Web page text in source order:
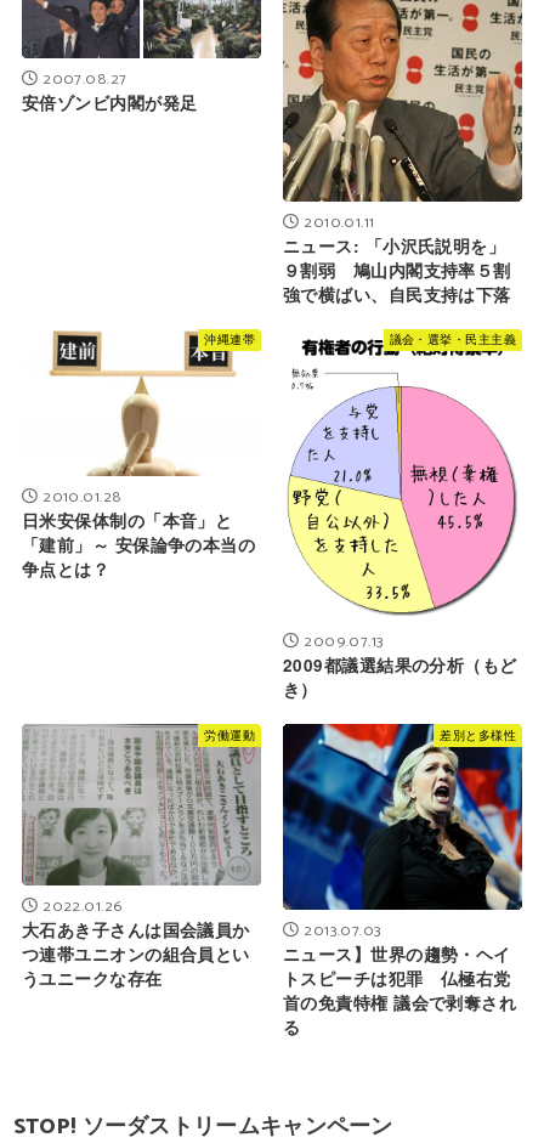
2007.08.27
安倍ゾンビ内閣が発足
2010.01.11
ニュース: 「小沢氏説明を」
９割弱 鳩山内閣支持率５割
強で横ばい、自民支持は下落
沖縄連帯
2010.01.28
日米安保体制の「本音」と
「建前」～ 安保論争の本当の
争点とは？
議会・選挙・民主主義
2009.07.13
2009都議選結果の分析（もど
き）
労働運動
2022.01.26
大石あき子さんは国会議員か
つ連帯ユニオンの組合員とい
うユニークな存在
差別と多様性
2013.07.03
ニュース】世界の趨勢・ヘイ
トスピーチは犯罪 仏極右党
首の免責特権 議会で剥奪され
る
STOP! ソーダストリームキャンペーン